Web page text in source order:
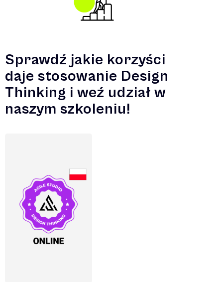
Sprawdź jakie korzyści
daje stosowanie Design
Thinking i weź udział w
naszym szkoleniu!